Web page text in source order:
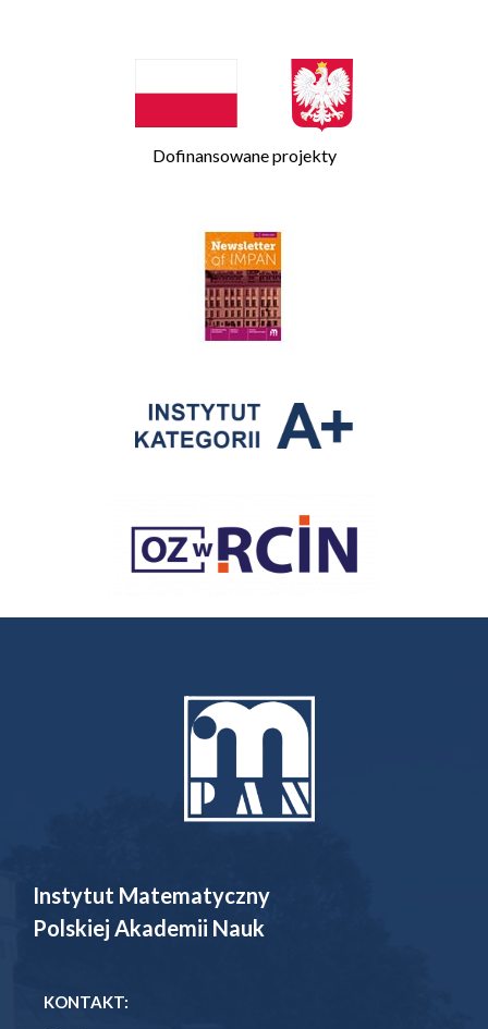
Dofinansowane projekty
Instytut Matematyczny
Polskiej Akademii Nauk
KONTAKT: